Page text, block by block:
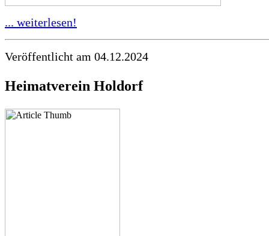
... weiterlesen!
Veröffentlicht am 04.12.2024
Heimatverein Holdorf